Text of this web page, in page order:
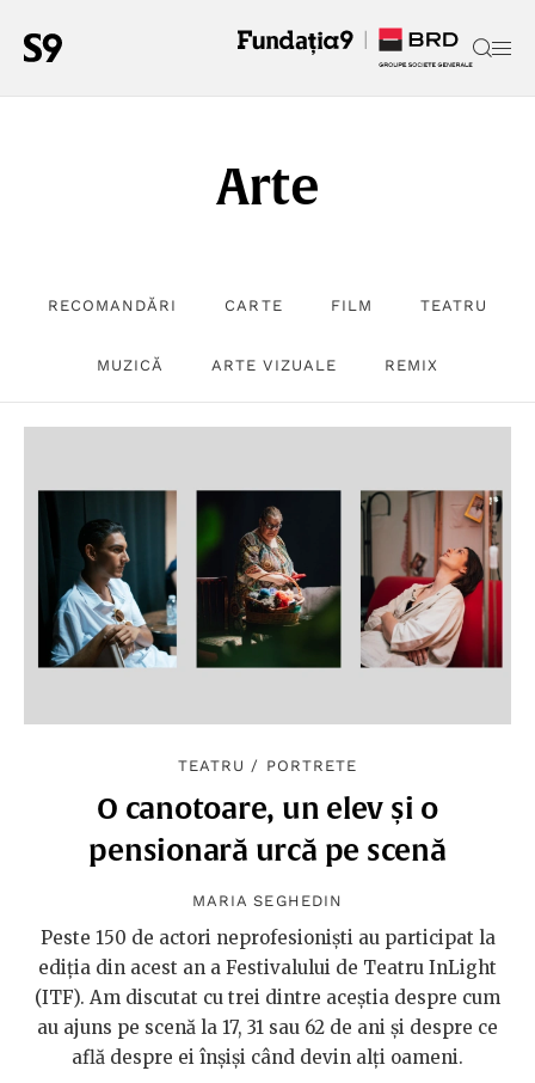
Arte
RECOMANDĂRI CARTE FILM TEATRU
MUZICĂ ARTE VIZUALE REMIX
TEATRU / PORTRETE
O canotoare, un elev și o
pensionară urcă pe scenă
MARIA SEGHEDIN
Peste 150 de actori neprofesioniști au participat la
ediția din acest an a Festivalului de Teatru InLight
(ITF). Am discutat cu trei dintre aceștia despre cum
au ajuns pe scenă la 17, 31 sau 62 de ani și despre ce
află despre ei înșiși când devin alți oameni.